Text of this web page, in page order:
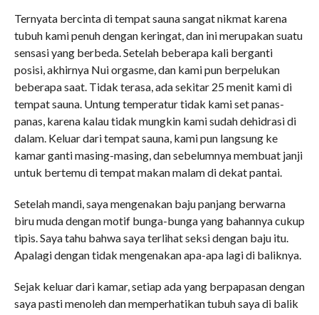
Ternyata bercinta di tempat sauna sangat nikmat karena
tubuh kami penuh dengan keringat, dan ini merupakan suatu
sensasi yang berbeda. Setelah beberapa kali berganti
posisi, akhirnya Nui orgasme, dan kami pun berpelukan
beberapa saat. Tidak terasa, ada sekitar 25 menit kami di
tempat sauna. Untung temperatur tidak kami set panas-
panas, karena kalau tidak mungkin kami sudah dehidrasi di
dalam. Keluar dari tempat sauna, kami pun langsung ke
kamar ganti masing-masing, dan sebelumnya membuat janji
untuk bertemu di tempat makan malam di dekat pantai.
Setelah mandi, saya mengenakan baju panjang berwarna
biru muda dengan motif bunga-bunga yang bahannya cukup
tipis. Saya tahu bahwa saya terlihat seksi dengan baju itu.
Apalagi dengan tidak mengenakan apa-apa lagi di baliknya.
Sejak keluar dari kamar, setiap ada yang berpapasan dengan
saya pasti menoleh dan memperhatikan tubuh saya di balik